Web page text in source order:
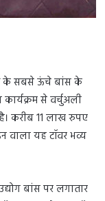
के सबसे ऊंचे बांस के
से वर्चुअली
करीब 11 लाख रुपए
वाला यह टॉवर भव्य
बांस पर लगातार